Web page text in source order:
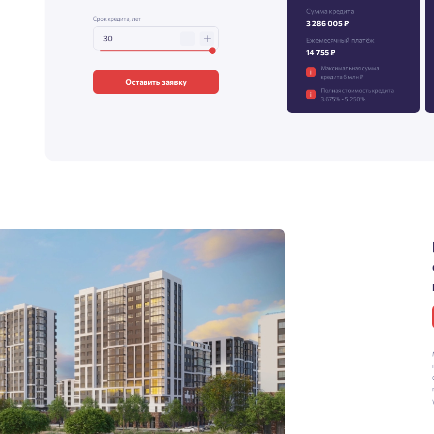
Срок кредита, лет
Оставить заявку
Сумма кредита
3 286 005 ₽
Ежемесячный платёж
14 755 ₽
i
Максимальная сумма
кредита 6 млн ₽
i
Полная стоимость кредита
3.675% - 5.250%
Подтвердить